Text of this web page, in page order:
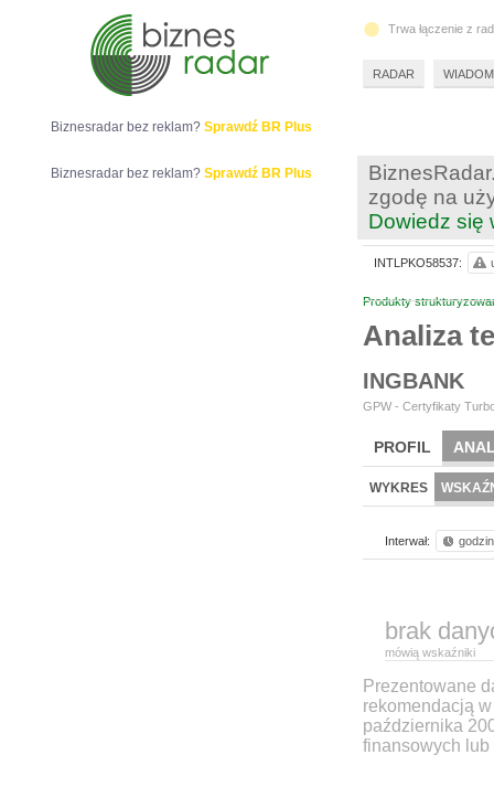
zgodę na
Dowiedz się
Produkty
Analiza
INGBANK
GPW - Certyfikaty
PROFIL
WYKRES
Interwał:
brak
mówią wskaźniki
Prezentowane
rekomendacją
października
finansowych lub
INTLPKO58537:
Biznesradar bez reklam? Sprawdź BR Plus
Biznesradar bez reklam? Sprawdź BR Plus
Trwa łączenie z
RADAR